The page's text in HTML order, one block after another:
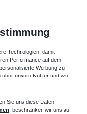
Technologien, damit
Performance auf dem
Werbung zu
über unsere Nutzer und wie
Sie uns diese Daten
, beschränken wir uns auf